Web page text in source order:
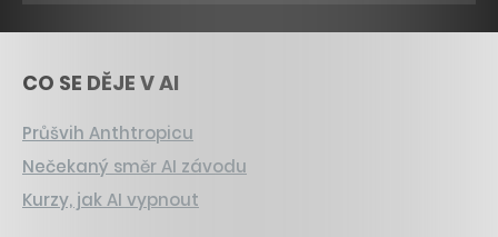
CO SE DĚJE V AI
Průšvih Anthtropicu
Nečekaný směr AI závodu
Kurzy, jak AI vypnout